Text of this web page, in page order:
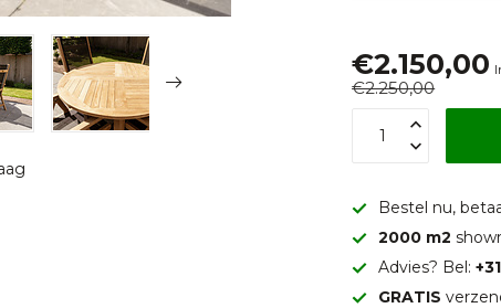
€2.150,00
€2.250,00
Bestel nu,
2000 m2
Advies? Bel:
GRATIS